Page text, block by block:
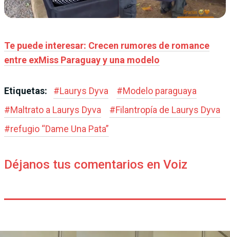
Te puede interesar: Crecen rumores de romance
entre exMiss Paraguay y una modelo
Etiquetas: #Laurys Dyva #Modelo paraguaya
#Maltrato a Laurys Dyva #Filantropía de Laurys Dyva
#refugio “Dame Una Pata”
Déjanos tus comentarios en Voiz